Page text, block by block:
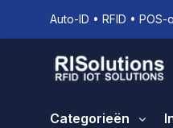
Auto-ID • RFID •
Categorieën